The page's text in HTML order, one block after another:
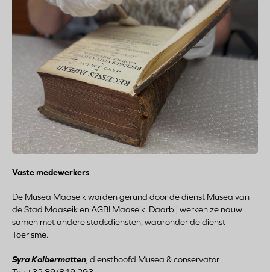
Vaste medewerkers
De Musea Maaseik worden gerund door de dienst Musea van
de Stad Maaseik en AGBI Maaseik. Daarbij werken ze nauw
samen met andere stadsdiensten, waaronder de dienst
Toerisme.
Syra Kalbermatten , diensthoofd Musea & conservator